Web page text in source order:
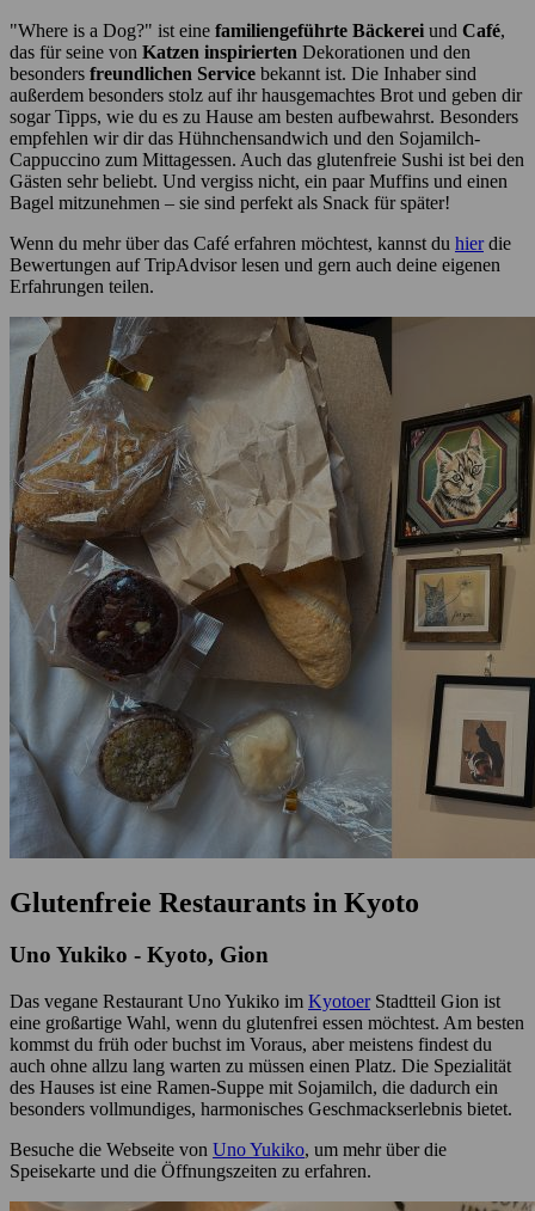
"Where is a Dog?" ist eine familiengeführte Bäckerei und Café,
das für seine von Katzen inspirierten Dekorationen und den
besonders freundlichen Service bekannt ist. Die Inhaber sind
außerdem besonders stolz auf ihr hausgemachtes Brot und geben dir
sogar Tipps, wie du es zu Hause am besten aufbewahrst. Besonders
empfehlen wir dir das Hühnchensandwich und den Sojamilch-
Cappuccino zum Mittagessen. Auch das glutenfreie Sushi ist bei den
Gästen sehr beliebt. Und vergiss nicht, ein paar Muffins und einen
Bagel mitzunehmen – sie sind perfekt als Snack für später!
Wenn du mehr über das Café erfahren möchtest, kannst du hierdie
Bewertungen auf TripAdvisor lesen und gern auch deine eigenen
Erfahrungen teilen.
Glutenfreie Restaurants in Kyoto
Uno Yukiko - Kyoto, Gion
Das vegane Restaurant Uno Yukiko im KyotoerStadtteil Gion ist
eine großartige Wahl, wenn du glutenfrei essen möchtest. Am besten
kommst du früh oder buchst im Voraus, aber meistens findest du
auch ohne allzu lang warten zu müssen einen Platz. Die Spezialität
des Hauses ist eine Ramen-Suppe mit Sojamilch, die dadurch ein
besonders vollmundiges, harmonisches Geschmackserlebnis bietet.
Besuche die Webseite von Uno Yukiko, um mehr über die
Speisekarte und die Öffnungszeiten zu erfahren.